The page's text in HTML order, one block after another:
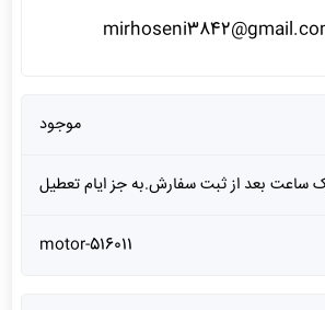
موجود
ساعت بعد از ثبت سفارش.به جز ایام تعطیل
motor-516011